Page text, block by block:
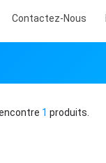
Contactez-Nous
1 produits.